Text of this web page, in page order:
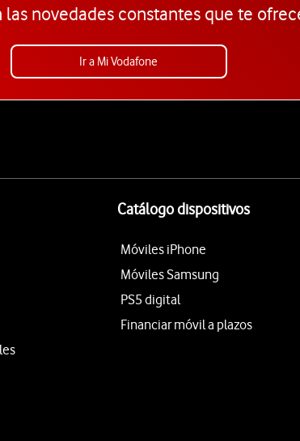
las novedades constantes que te
Ir a Mi Vodafone
Catálogo dispositivos
Móviles iPhone
Móviles Samsung
PS5 digital
Financiar móvil a plazos